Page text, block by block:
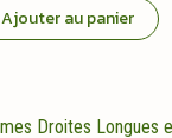
initial
était :
actuel
Ajouter au panier